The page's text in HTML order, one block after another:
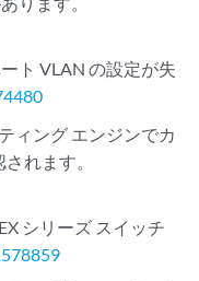
ト VLAN の設定が失
ィング エンジンでカ
れます。
シリーズ スイッチ